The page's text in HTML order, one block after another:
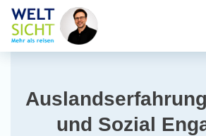
und Sozial